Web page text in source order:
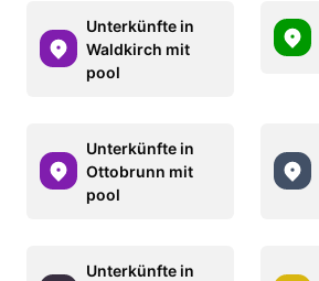
Unterkünfte in
Waldkirch mit
pool
Unterkünfte in
Ottobrunn mit
pool
Unterkünfte in